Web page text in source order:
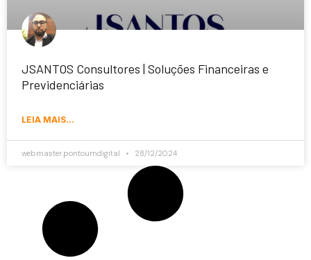
JSANTOS Consultores | Soluções Financeiras e
Previdenciárias
LEIA MAIS...
webmaster.pontoumdigital 28/12/2024